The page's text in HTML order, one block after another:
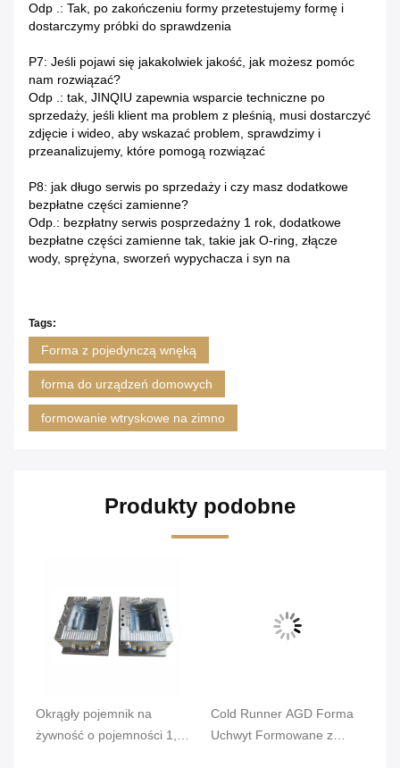
Odp .: Tak, po zakończeniu formy przetestujemy formę i
dostarczymy próbki do sprawdzenia
P7: Jeśli pojawi się jakakolwiek jakość, jak możesz pomóc
nam rozwiązać?
Odp .: tak, JINQIU zapewnia wsparcie techniczne po
sprzedaży, jeśli klient ma problem z pleśnią, musi dostarczyć
zdjęcie i wideo, aby wskazać problem, sprawdzimy i
przeanalizujemy, które pomogą rozwiązać
P8: jak długo serwis po sprzedaży i czy masz dodatkowe
bezpłatne części zamienne?
Odp.: bezpłatny serwis posprzedażny 1 rok, dodatkowe
bezpłatne części zamienne tak, takie jak O-ring, złącze
wody, sprężyna, sworzeń wypychacza i syn na
Tags:
Forma z pojedynczą wnęką
forma do urządzeń domowych
formowanie wtryskowe na zimno
Produkty podobne
Okrągły pojemnik na
żywność o pojemności 1,5
Cold Runner AGD Forma
Uchwyt Formowane z